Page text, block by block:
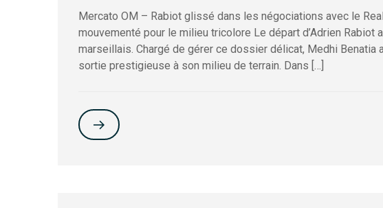
Mercato OM – Rabiot glissé dans les négociations avec le
mouvementé pour le milieu tricolore Le départ d’Adrien Rabiot
marseillais. Chargé de gérer ce dossier délicat, Medhi Benatia
sortie prestigieuse à son milieu de terrain. Dans […]